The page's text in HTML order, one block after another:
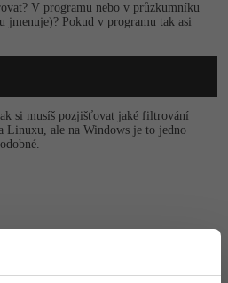
(AI)
V programu nebo v průzkumníku
jmenuje)? Pokud v programu tak asi
si musíš pozjišťovat jaké filtrování
Linuxu, ale na Windows je to jedno